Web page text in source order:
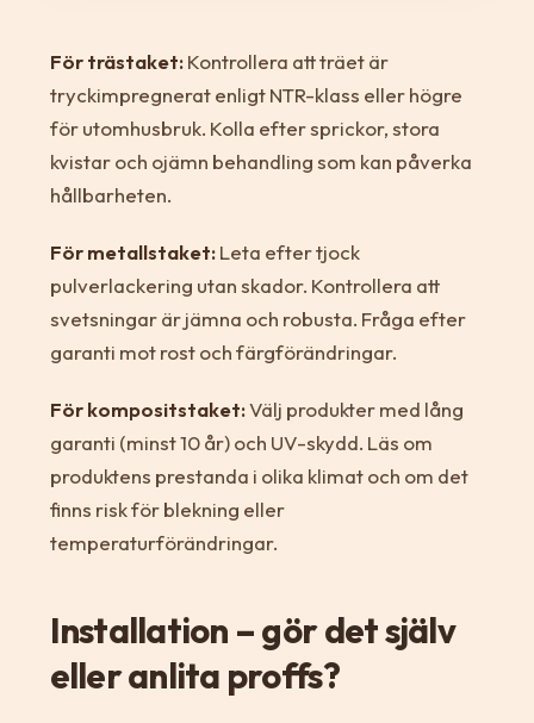
För trästaket:Kontrollera att träet är
tryckimpregnerat enligt NTR-klass eller högre
för utomhusbruk. Kolla efter sprickor, stora
kvistar och ojämn behandling som kan påverka
hållbarheten.
För metallstaket:Leta efter tjock
pulverlackering utan skador. Kontrollera att
svetsningar är jämna och robusta. Fråga efter
garanti mot rost och färgförändringar.
För kompositstaket:Välj produkter med lång
garanti (minst 10 år) och UV-skydd. Läs om
produktens prestanda i olika klimat och om det
finns risk för blekning eller
temperaturförändringar.
Installation – gör det själv
eller anlita proffs?